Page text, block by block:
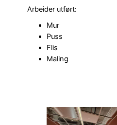
Arbeider utført:
Mur
Puss
Flis
Maling